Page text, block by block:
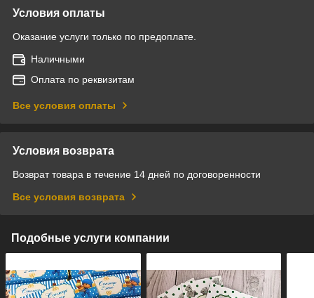
Условия оплаты
Оказание услуги только по предоплате.
Наличными
Оплата по реквизитам
Все условия оплаты
Условия возврата
Возврат товара в течение 14 дней по договоренности
Все условия возврата
Подобные услуги компании